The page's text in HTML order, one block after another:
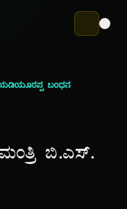
ಬಂಧನ
ಬಿ.ಎಸ್.